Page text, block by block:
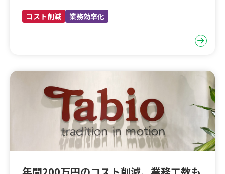
コスト削減 業務効率化